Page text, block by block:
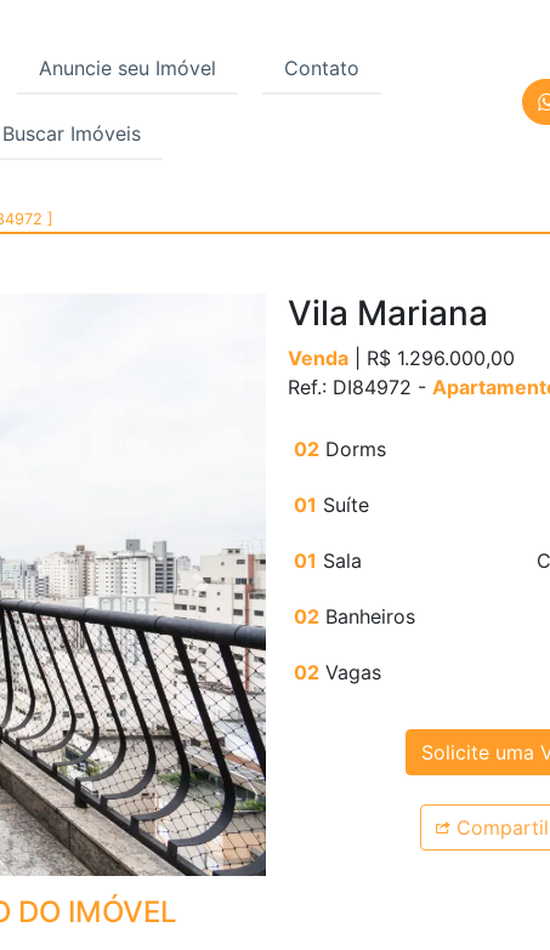
Anuncie seu Imóvel Contato
Buscar Imóveis
São Paulo | Cód:
]
Next
Vila Mariana
Venda | R$ 1.296.000,00
Ref.: DI84972 -
02 Dorms
01 Suíte
01 Sala
02 Banheiros
02 Vagas
Solicite uma
DO IMÓVEL